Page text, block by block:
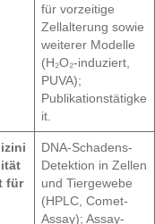
für vorzeitige
Zellalterung sowie
weiterer Modelle
(H₂O₂-induziert,
PUVA);
Publikationstätigke
it.
für
DNA-Schadens-
Detektion in Zellen
und Tiergewebe
(HPLC, Comet-
Assay); Assay-